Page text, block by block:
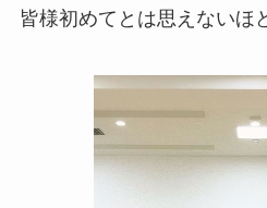
皆様初めてとは思えないほ